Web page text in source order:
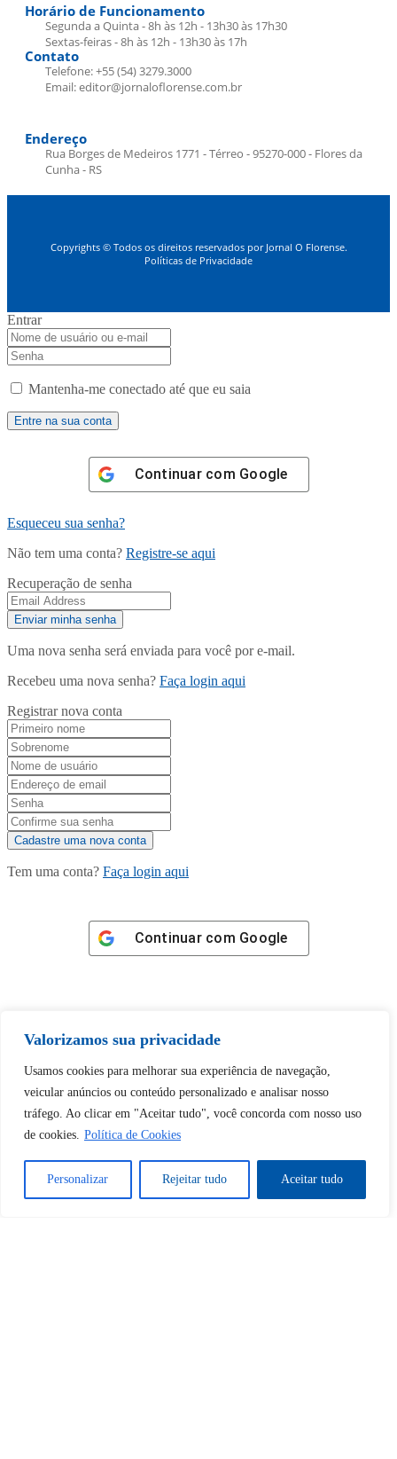
Valorizamos sua privacidade
Usamos cookies para melhorar sua experiência de navegação,
veicular anúncios ou conteúdo personalizado e analisar nosso
tráfego. Ao clicar em "Aceitar tudo", você concorda com nosso uso
de cookies. Política de Cookies
Personalizar Rejeitar tudo Aceitar tudo
Horário de Funcionamento
Segunda a Quinta - 8h às 12h - 13h30 às 17h30
Sextas-feiras - 8h às 12h - 13h30 às 17h
Contato
Telefone: +55 (54) 3279.3000
Email: editor@jornaloflorense.com.br
Endereço
Rua Borges de Medeiros 1771 - Térreo - 95270-000 - Flores da
Cunha - RS
Copyrights © Todos os direitos reservados por Jornal O Florense.
Políticas de Privacidade
Entrar
Mantenha-me conectado até que eu saia
Continuar com Google
Esqueceu sua senha?
Não tem uma conta? Registre-se aqui
Recuperação de senha
Uma nova senha será enviada para você por e-mail.
Recebeu uma nova senha? Faça login aqui
Registrar nova conta
Tem uma conta? Faça login aqui
Continuar com Google
Tem certeza de que deseja
desbloquear esta publicação?
Desbloquear esquerda : 0
Sim Não